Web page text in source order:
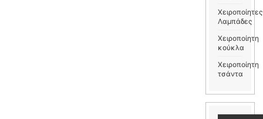
Χειροποίητες
Λαμπάδες
Χειροποίητη
κούκλα
Χειροποίητη
τσάντα